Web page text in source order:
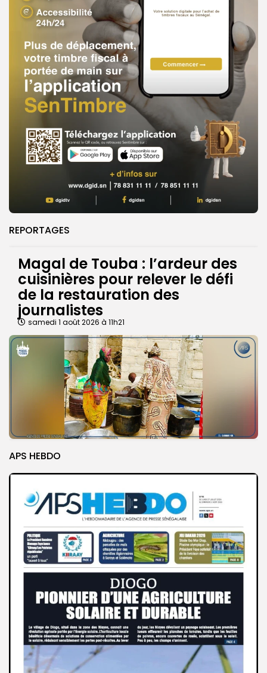
REPORTAGES
Magal de Touba : l’ardeur des
cuisinières pour relever le défi
de la restauration des
journalistes
samedi 1 août 2026 à 11h21
APS HEBDO